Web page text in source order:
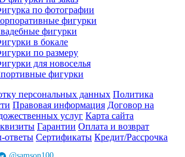
по фотографии
фигурки
фигурки
в бокале
по размеру
для новоселья
фигурки
персональных данных Политика
Правовая информация Договор на
услуг Карта сайта
Гарантии Оплата и возврат
ответы Сертификаты Кредит/Рассрочка